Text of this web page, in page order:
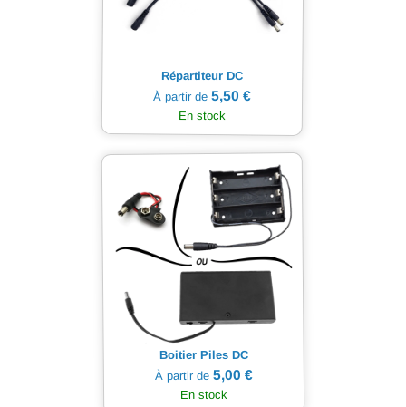
Répartiteur DC
À partir de5,50 €
En stock
Boitier Piles DC
À partir de 5,00 €
En stock